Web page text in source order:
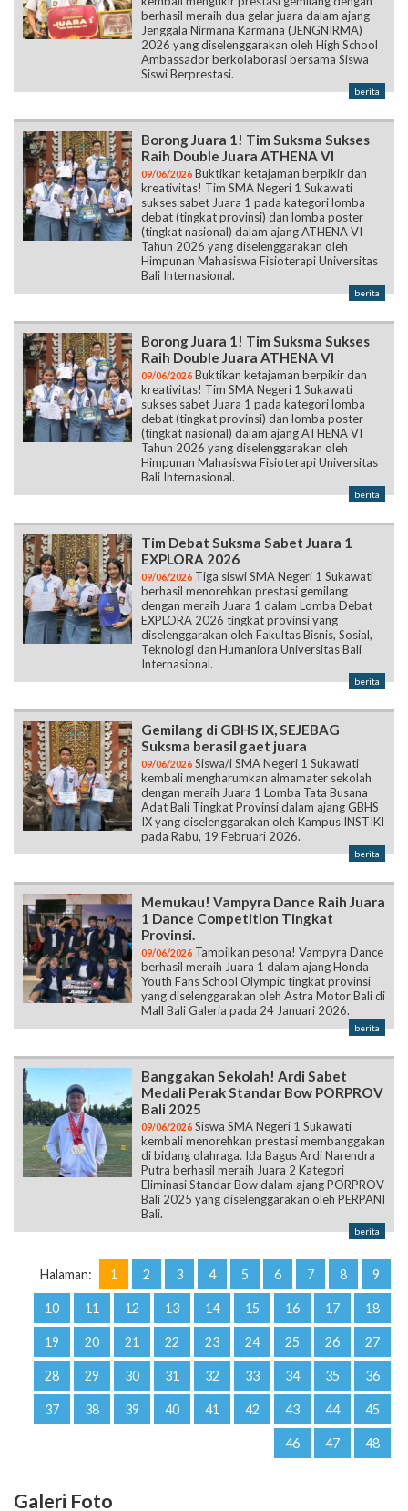
berhasil meraih dua gelar juara dalam ajang
Jenggala Nirmana Karmana (JENGNIRMA)
2026 yang diselenggarakan oleh High School
Ambassador berkolaborasi bersama Siswa
Siswi Berprestasi.
berita
Borong Juara 1! Tim Suksma Sukses
Raih Double Juara ATHENA VI
09/06/2026 Buktikan ketajaman berpikir dan
kreativitas! Tim SMA Negeri 1 Sukawati
sukses sabet Juara 1 pada kategori lomba
debat (tingkat provinsi) dan lomba poster
(tingkat nasional) dalam ajang ATHENA VI
Tahun 2026 yang diselenggarakan oleh
Himpunan Mahasiswa Fisioterapi Universitas
Bali Internasional.
berita
Borong Juara 1! Tim Suksma Sukses
Raih Double Juara ATHENA VI
09/06/2026 Buktikan ketajaman berpikir dan
kreativitas! Tim SMA Negeri 1 Sukawati
sukses sabet Juara 1 pada kategori lomba
debat (tingkat provinsi) dan lomba poster
(tingkat nasional) dalam ajang ATHENA VI
Tahun 2026 yang diselenggarakan oleh
Himpunan Mahasiswa Fisioterapi Universitas
Bali Internasional.
berita
Tim Debat Suksma Sabet Juara 1
EXPLORA 2026
09/06/2026 Tiga siswi SMA Negeri 1 Sukawati
berhasil menorehkan prestasi gemilang
dengan meraih Juara 1 dalam Lomba Debat
EXPLORA 2026 tingkat provinsi yang
diselenggarakan oleh Fakultas Bisnis, Sosial,
Teknologi dan Humaniora Universitas Bali
Internasional.
berita
Gemilang di GBHS IX, SEJEBAG
Suksma berasil gaet juara
09/06/2026 Siswa/i SMA Negeri 1 Sukawati
kembali mengharumkan almamater sekolah
dengan meraih Juara 1 Lomba Tata Busana
Adat Bali Tingkat Provinsi dalam ajang GBHS
IX yang diselenggarakan oleh Kampus INSTIKI
pada Rabu, 19 Februari 2026.
berita
Memukau! Vampyra Dance Raih Juara
1 Dance Competition Tingkat
Provinsi.
09/06/2026 Tampilkan pesona! Vampyra Dance
berhasil meraih Juara 1 dalam ajang Honda
Youth Fans School Olympic tingkat provinsi
yang diselenggarakan oleh Astra Motor Bali di
Mall Bali Galeria pada 24 Januari 2026.
berita
Banggakan Sekolah! Ardi Sabet
Medali Perak Standar Bow PORPROV
Bali 2025
09/06/2026 Siswa SMA Negeri 1 Sukawati
kembali menorehkan prestasi membanggakan
di bidang olahraga. Ida Bagus Ardi Narendra
Putra berhasil meraih Juara 2 Kategori
Eliminasi Standar Bow dalam ajang PORPROV
Bali 2025 yang diselenggarakan oleh PERPANI
Bali.
berita
Halaman: 1 2 3 4 5 6 7 8 9
10 11 12 13 14 15 16 17 18
19 20 21 22 23 24 25 26 27
28 29 30 31 32 33 34 35 36
37 38 39 40 41 42 43 44 45
46 47 48
Galeri Foto